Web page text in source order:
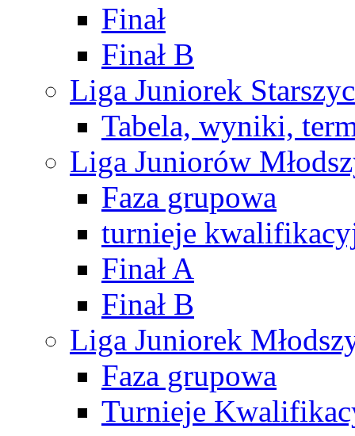
Finał
Finał B
Liga Juniorek
Tabela, wyniki,
Liga Juniorów
Faza grupowa
turnieje
Finał A
Finał B
Liga Juniorek
Faza grupowa
Turnieje